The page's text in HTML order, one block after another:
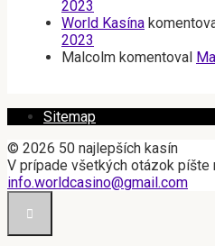
2023
World Kasína
2023
Malcolm komentoval
Sitemap
© 2026 50 najlepších kasín
V prípade všetkých otázok píšte
info.worldcasino@gmail.com